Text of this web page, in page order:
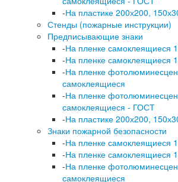
-На пластике 200х200,
Стенды (пожарные инструкции)
Предписывающие знаки
-На пленке самоклеящиеся
-На пленке самоклеящиеся
-На пленке
самоклеящиеся
-На пленке
самоклеящиеся - ГОСТ
-На пластике 200х200,
Знаки пожарной безопасности
-На пленке самоклеящиеся
-На пленке самоклеящиеся
-На пленке
самоклеящиеся